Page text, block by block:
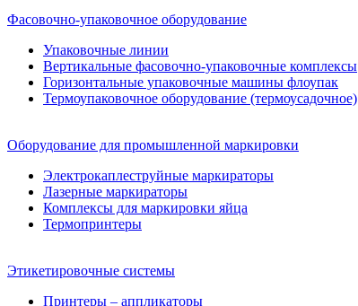
Фасовочно-упаковочное оборудование
Упаковочные линии
Вертикальные фасовочно-упаковочные комплексы
Горизонтальные упаковочные машины флоупак
Термоупаковочное оборудование (термоусадочное)
Оборудование для промышленной маркировки
Электрокаплеструйные маркираторы
Лазерные маркираторы
Комплексы для маркировки яйца
Термопринтеры
Этикетировочные системы
Принтеры – аппликаторы